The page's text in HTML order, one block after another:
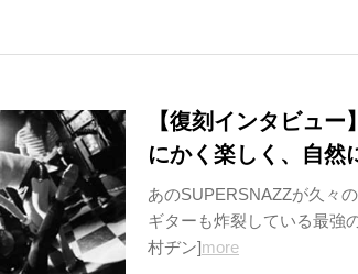
【復刻インタビュ
にかく楽しく、自然
あのSUPERSNAZZが久々
ギターも炸裂している最強
村ヂン]more